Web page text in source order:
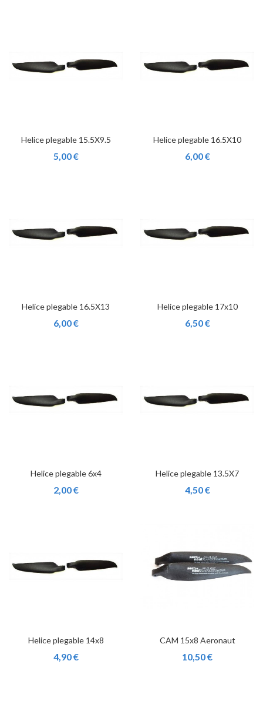
Helice plegable 15.5X9.5
5,00 €
Helice plegable 16.5X10
6,00 €
Helice plegable 16.5X13
6,00 €
Helice plegable 17x10
6,50 €
Helice plegable 6x4
2,00 €
Helice plegable 13.5X7
4,50 €
Helice plegable 14x8
4,90 €
CAM 15x8 Aeronaut
10,50 €